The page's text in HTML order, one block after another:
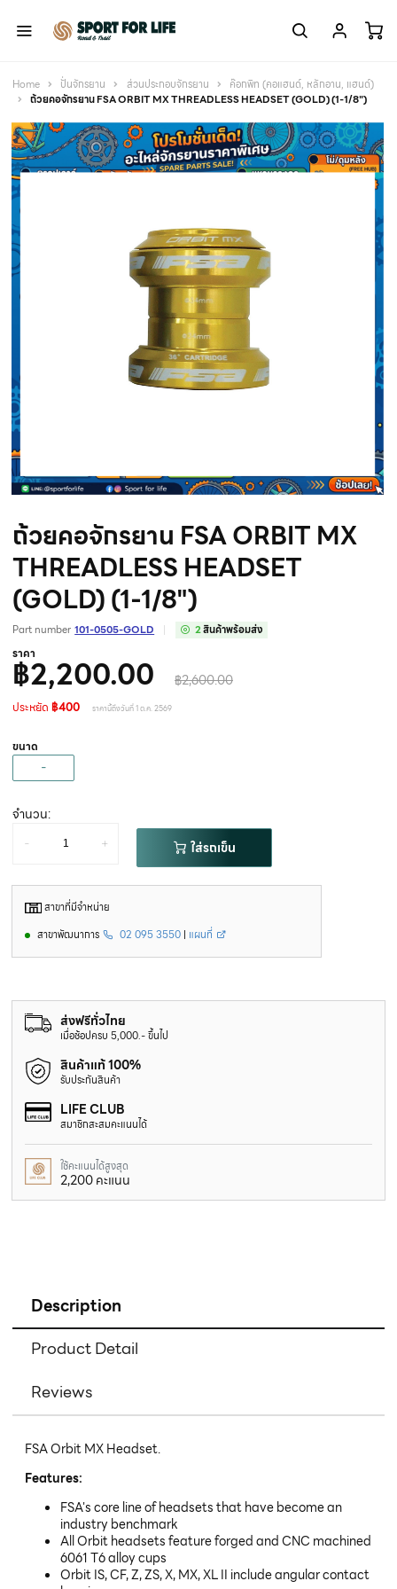
Home ปั่นจักรยาน ส่วนประกอบจักรยาน
ค๊อกพิท (คอแฮนด์, หลักอาน, แฮนด์)
ถ้วยคอจักรยาน FSA ORBIT MX THREADLESS HEADSET (GOLD) (1-1/8")
ถ้วยคอจักรยาน FSA ORBIT MX
THREADLESS HEADSET
(GOLD) (1-1/8")
Part number 101-0505-GOLD 2สินค้าพร้อมส่ง
ราคา
฿2,200.00 ฿2,600.00
ประหยัด ฿400 ราคานี้ถึงวันที่ 1 ต.ค. 2569
ขนาด
-
จำนวน:
-
+ ใส่รถเข็น
สาขาที่มีจำหน่าย
สาขาพัฒนาการ
02 095 3550| แผนที่
ส่งฟรีทั่วไทย
เมื่อช้อปครบ 5,000.- ขึ้นไป
สินค้าแท้ 100%
รับประกันสินค้า
LIFE CLUB
สมาชิกสะสมคะแนนได้
ใช้คะแนนได้สูงสุด
2,200 คะแนน
Description
Product Detail
Reviews
FSA Orbit MX Headset.
Features:
FSA's core line of headsets that have become an
industry benchmark
All Orbit headsets feature forged and CNC machined
6061 T6 alloy cups
Orbit IS, CF, Z, ZS, X, MX, XL II include angular contact